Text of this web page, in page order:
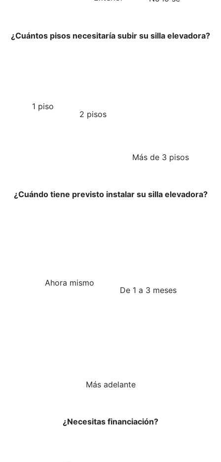
¿Cuántos pisos necesitaría subir su silla elevadora?
1 piso
2 pisos
Más de 3 pisos
¿Cuándo tiene previsto instalar su silla elevadora?
Ahora mismo
De 1 a 3 meses
Más adelante
¿Necesitas financiación?